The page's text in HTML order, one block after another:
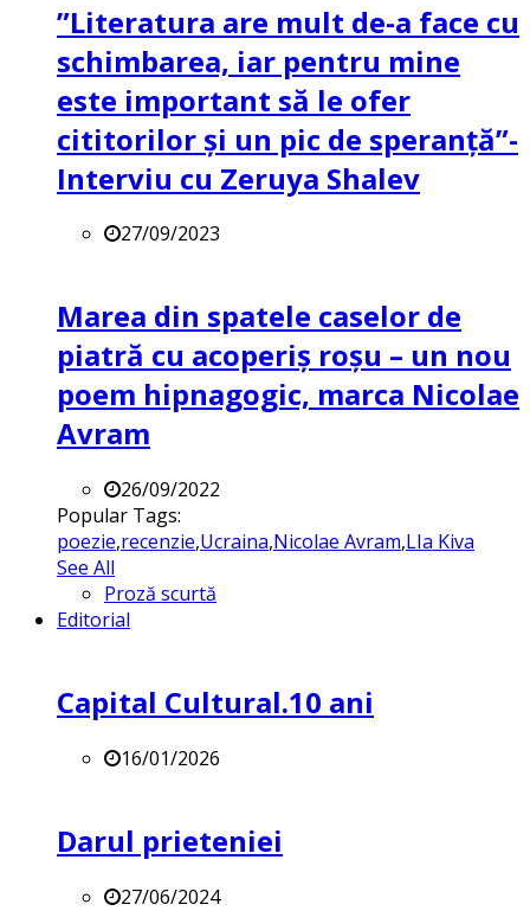
”Literatura are mult de-a face cu
schimbarea, iar pentru mine
este important să le ofer
cititorilor și un pic de speranță”-
Interviu cu Zeruya Shalev
27/09/2023
Marea din spatele caselor de
piatră cu acoperiș roșu – un nou
poem hipnagogic, marca Nicolae
Avram
26/09/2022
Popular Tags:
poezie,recenzie,Ucraina,Nicolae Avram,LIa Kiva
See All
Proză scurtă
Editorial
Capital Cultural.10 ani
16/01/2026
Darul prieteniei
27/06/2024